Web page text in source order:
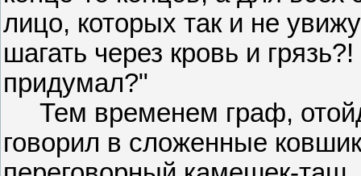
лицо, которых так и не
шагать через кровь и
придумал?"
Тем временем граф,
говорил в сложенные